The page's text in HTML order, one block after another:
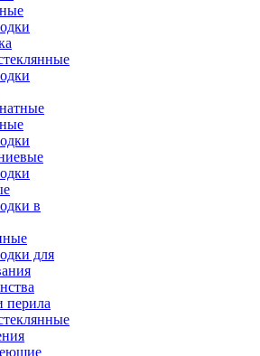
в
для
перила